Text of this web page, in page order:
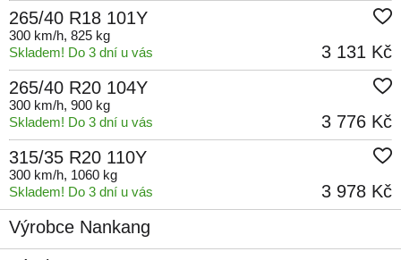
265/40 R18 101Y
300 km/h, 825 kg
Skladem! Do 3 dní u vás
3 131 Kč
265/40 R20 104Y
300 km/h, 900 kg
Skladem! Do 3 dní u vás
3 776 Kč
315/35 R20 110Y
300 km/h, 1060 kg
Skladem! Do 3 dní u vás
3 978 Kč
Výrobce Nankang